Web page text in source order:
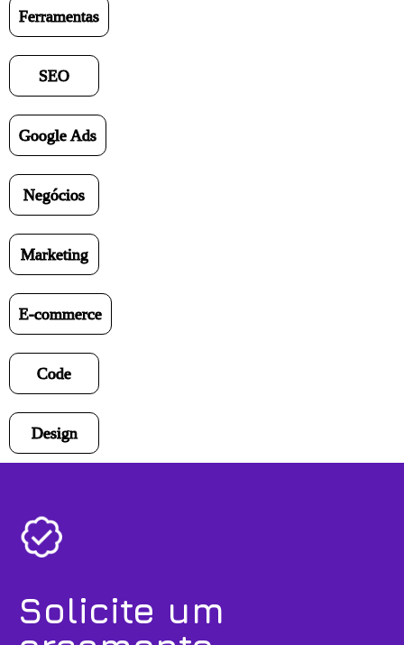
Ferramentas
SEO
Google Ads
Negócios
Marketing
E-commerce
Code
Design
Solicite um